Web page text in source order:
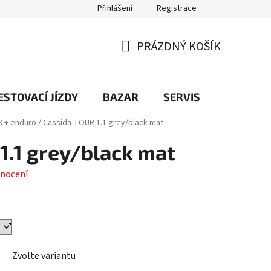
Přihlášení Registrace
KOŠÍK
PRÁZDNÝ KOŠÍK
JÍZDY BAZAR SERVIS
+ enduro/ Cassida TOUR 1.1 grey/black mat
1.1 grey/black mat
Zvolte variantu